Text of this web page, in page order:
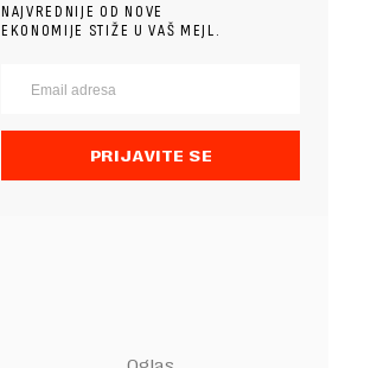
NAJVREDNIJE OD NOVE
EKONOMIJE STIŽE U VAŠ MEJL.
PRIJAVITE SE